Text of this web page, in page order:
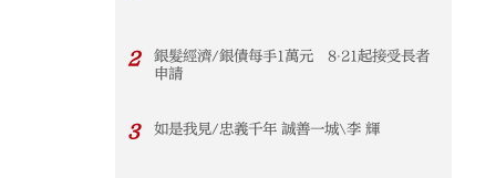
2
銀髮經濟/銀債每手1萬元 8‧21起接受長者
申請
3 如是我見/忠義千年 誠善一城\李 輝